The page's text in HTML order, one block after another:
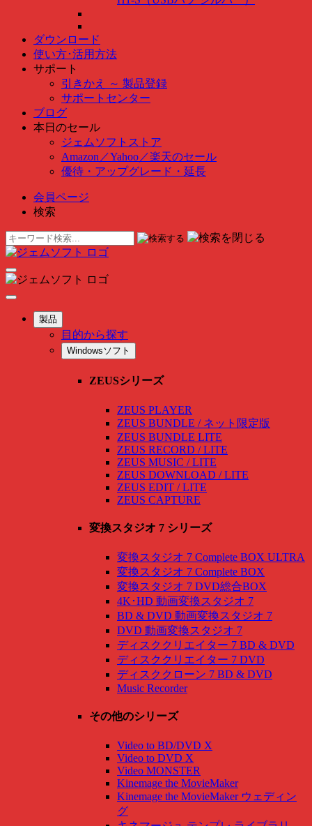
ダウンロード
使い方･活用方法
サポート
引きかえ ～ 製品登録
サポートセンター
ブログ
本日のセール
ジェムソフトストア
Amazon ／Yahoo ／楽天のセール
優待・アップグレード・延長
会員ページ
検索
製品
目的から探す
Windowsソフト
ZEUSシリーズ
ZEUS PLAYER
ZEUS BUNDLE / ネット限定版
ZEUS BUNDLE LITE
ZEUS RECORD / LITE
ZEUS MUSIC / LITE
ZEUS DOWNLOAD / LITE
ZEUS EDIT / LITE
ZEUS CAPTURE
変換スタジオ 7 シリーズ
変換スタジオ 7 Complete BOX ULTRA
変換スタジオ 7 Complete BOX
変換スタジオ 7 DVD総合BOX
4K･HD 動画変換スタジオ 7
BD & DVD 動画変換スタジオ 7
DVD 動画変換スタジオ 7
ディスククリエイター 7 BD & DVD
ディスククリエイター 7 DVD
ディスククローン 7 BD & DVD
Music Recorder
その他のシリーズ
Video to BD/DVD X
Video to DVD X
Video MONSTER
Kinemage the MovieMaker
Kinemage the MovieMaker ウェディン
グ